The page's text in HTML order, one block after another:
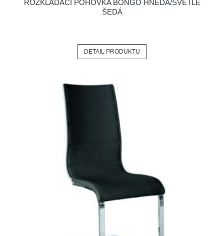
ROZKLÁDACÍ POHOVKA BONGO HNĚDÁ/SVĚTLE
ŠEDÁ
DETAIL PRODUKTU